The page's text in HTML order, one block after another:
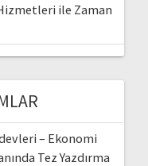
ile Zaman
– Ekonomi
Tez Yazdırma